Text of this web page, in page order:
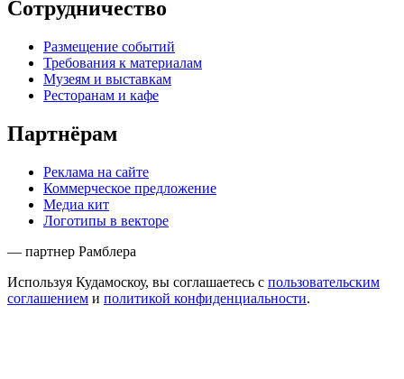
Сотрудничество
Размещение событий
Требования к материалам
Музеям и выставкам
Ресторанам и кафе
Партнёрам
Реклама на сайте
Коммерческое предложение
Медиа кит
Логотипы в векторе
— партнер Рамблера
Используя Кудамоскоу, вы соглашаетесь с пользовательским
соглашением и политикой конфиденциальности.